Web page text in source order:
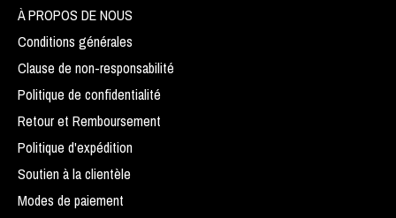
À PROPOS DE NOUS
Conditions générales
Clause de non-responsabilité
Politique de confidentialité
Retour et Remboursement
Politique d'expédition
Soutien à la clientèle
Modes de paiement